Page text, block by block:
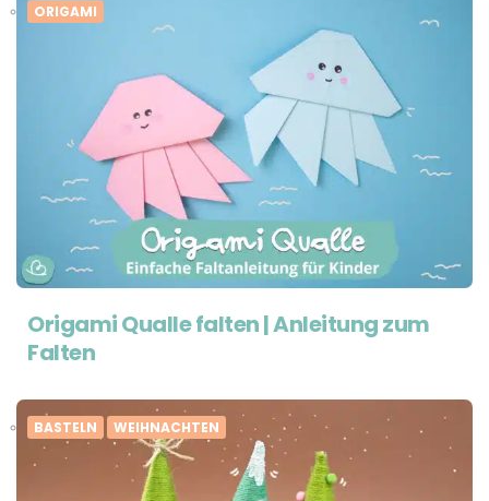
ORIGAMI
Origami Qualle falten | Anleitung zum
Falten
BASTELN WEIHNACHTEN